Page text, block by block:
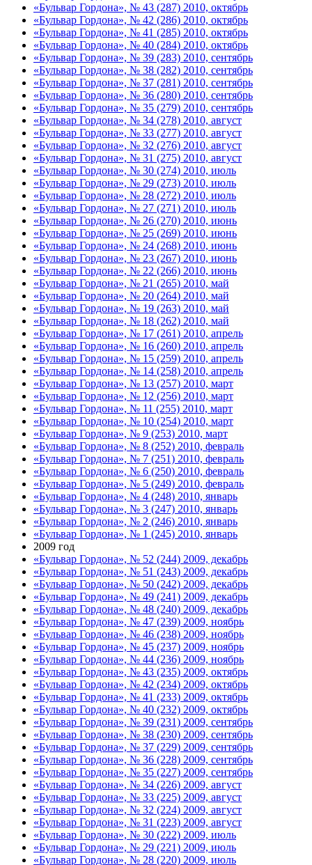
«Бульвар Гордона», № 43 (287) 2010, октябрь
«Бульвар Гордона», № 42 (286) 2010, октябрь
«Бульвар Гордона», № 41 (285) 2010, октябрь
«Бульвар Гордона», № 40 (284) 2010, октябрь
«Бульвар Гордона», № 39 (283) 2010, сентябрь
«Бульвар Гордона», № 38 (282) 2010, сентябрь
«Бульвар Гордона», № 37 (281) 2010, сентябрь
«Бульвар Гордона», № 36 (280) 2010, сентябрь
«Бульвар Гордона», № 35 (279) 2010, сентябрь
«Бульвар Гордона», № 34 (278) 2010, август
«Бульвар Гордона», № 33 (277) 2010, август
«Бульвар Гордона», № 32 (276) 2010, август
«Бульвар Гордона», № 31 (275) 2010, август
«Бульвар Гордона», № 30 (274) 2010, июль
«Бульвар Гордона», № 29 (273) 2010, июль
«Бульвар Гордона», № 28 (272) 2010, июль
«Бульвар Гордона», № 27 (271) 2010, июль
«Бульвар Гордона», № 26 (270) 2010, июнь
«Бульвар Гордона», № 25 (269) 2010, июнь
«Бульвар Гордона», № 24 (268) 2010, июнь
«Бульвар Гордона», № 23 (267) 2010, июнь
«Бульвар Гордона», № 22 (266) 2010, июнь
«Бульвар Гордона», № 21 (265) 2010, май
«Бульвар Гордона», № 20 (264) 2010, май
«Бульвар Гордона», № 19 (263) 2010, май
«Бульвар Гордона», № 18 (262) 2010, май
«Бульвар Гордона», № 17 (261) 2010, апрель
«Бульвар Гордона», № 16 (260) 2010, апрель
«Бульвар Гордона», № 15 (259) 2010, апрель
«Бульвар Гордона», № 14 (258) 2010, апрель
«Бульвар Гордона», № 13 (257) 2010, март
«Бульвар Гордона», № 12 (256) 2010, март
«Бульвар Гордона», № 11 (255) 2010, март
«Бульвар Гордона», № 10 (254) 2010, март
«Бульвар Гордона», № 9 (253) 2010, март
«Бульвар Гордона», № 8 (252) 2010, февраль
«Бульвар Гордона», № 7 (251) 2010, февраль
«Бульвар Гордона», № 6 (250) 2010, февраль
«Бульвар Гордона», № 5 (249) 2010, февраль
«Бульвар Гордона», № 4 (248) 2010, январь
«Бульвар Гордона», № 3 (247) 2010, январь
«Бульвар Гордона», № 2 (246) 2010, январь
«Бульвар Гордона», № 1 (245) 2010, январь
2009 год
«Бульвар Гордона», № 52 (244) 2009, декабрь
«Бульвар Гордона», № 51 (243) 2009, декабрь
«Бульвар Гордона», № 50 (242) 2009, декабрь
«Бульвар Гордона», № 49 (241) 2009, декабрь
«Бульвар Гордона», № 48 (240) 2009, декабрь
«Бульвар Гордона», № 47 (239) 2009, ноябрь
«Бульвар Гордона», № 46 (238) 2009, ноябрь
«Бульвар Гордона», № 45 (237) 2009, ноябрь
«Бульвар Гордона», № 44 (236) 2009, ноябрь
«Бульвар Гордона», № 43 (235) 2009, октябрь
«Бульвар Гордона», № 42 (234) 2009, октябрь
«Бульвар Гордона», № 41 (233) 2009, октябрь
«Бульвар Гордона», № 40 (232) 2009, октябрь
«Бульвар Гордона», № 39 (231) 2009, сентябрь
«Бульвар Гордона», № 38 (230) 2009, сентябрь
«Бульвар Гордона», № 37 (229) 2009, сентябрь
«Бульвар Гордона», № 36 (228) 2009, сентябрь
«Бульвар Гордона», № 35 (227) 2009, сентябрь
«Бульвар Гордона», № 34 (226) 2009, август
«Бульвар Гордона», № 33 (225) 2009, август
«Бульвар Гордона», № 32 (224) 2009, август
«Бульвар Гордона», № 31 (223) 2009, август
«Бульвар Гордона», № 30 (222) 2009, июль
«Бульвар Гордона», № 29 (221) 2009, июль
«Бульвар Гордона», № 28 (220) 2009, июль